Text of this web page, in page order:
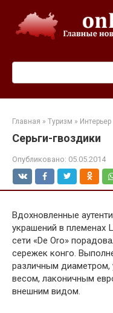
контенту
Главная » Туризм » Интерьер
Серьги-гвоздики
Опубликовано: 05.05.2014
Вдохновленные
украшений в племенах
сети «De Oro»
сережек конго.
различным диаметром,
весом, лаконичным
внешним видом.